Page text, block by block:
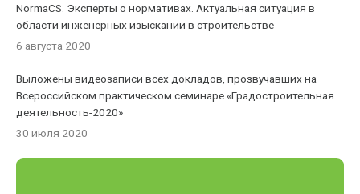
NormaCS. Эксперты о нормативах. Актуальная ситуация в
области инженерных изысканий в строительстве
6 августа 2020
Выложены видеозаписи всех докладов, прозвучавших на
Всероссийском практическом семинаре «Градостроительная
деятельность-2020»
30 июля 2020